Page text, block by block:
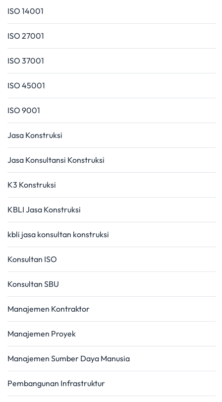
ISO 14001
ISO 27001
ISO 37001
ISO 45001
ISO 9001
Jasa Konstruksi
Jasa Konsultansi Konstruksi
K3 Konstruksi
KBLI Jasa Konstruksi
kbli jasa konsultan konstruksi
Konsultan ISO
Konsultan SBU
Manajemen Kontraktor
Manajemen Proyek
Manajemen Sumber Daya Manusia
Pembangunan Infrastruktur